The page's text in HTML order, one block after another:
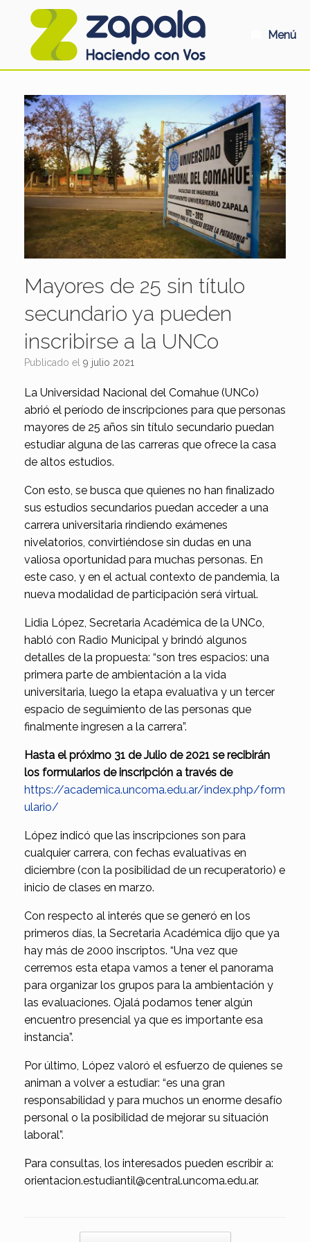
Menú
Mayores de 25 sin título
secundario ya pueden
inscribirse a la UNCo
Publicado el 9 julio 2021
La Universidad Nacional del Comahue (UNCo)
abrió el período de inscripciones para que personas
mayores de 25 años sin título secundario puedan
estudiar alguna de las carreras que ofrece la casa
de altos estudios.
Con esto, se busca que quienes no han finalizado
sus estudios secundarios puedan acceder a una
carrera universitaria rindiendo exámenes
nivelatorios, convirtiéndose sin dudas en una
valiosa oportunidad para muchas personas. En
este caso, y en el actual contexto de pandemia, la
nueva modalidad de participación será virtual.
Lidia López, Secretaria Académica de la UNCo,
habló con Radio Municipal y brindó algunos
detalles de la propuesta: “son tres espacios: una
primera parte de ambientación a la vida
universitaria, luego la etapa evaluativa y un tercer
espacio de seguimiento de las personas que
finalmente ingresen a la carrera”.
Hasta el próximo 31 de Julio de 2021 se recibirán
los formularios de inscripción a través de
https://academica.uncoma.edu.ar/index.php/form
ulario/
López indicó que las inscripciones son para
cualquier carrera, con fechas evaluativas en
diciembre (con la posibilidad de un recuperatorio) e
inicio de clases en marzo.
Con respecto al interés que se generó en los
primeros días, la Secretaria Académica dijo que ya
hay más de 2000 inscriptos. “Una vez que
cerremos esta etapa vamos a tener el panorama
para organizar los grupos para la ambientación y
las evaluaciones. Ojalá podamos tener algún
encuentro presencial ya que es importante esa
instancia”.
Por último, López valoró el esfuerzo de quienes se
animan a volver a estudiar: “es una gran
responsabilidad y para muchos un enorme desafío
personal o la posibilidad de mejorar su situación
laboral”.
Para consultas, los interesados pueden escribir a:
orientacion.estudiantil@central.uncoma.edu.ar.